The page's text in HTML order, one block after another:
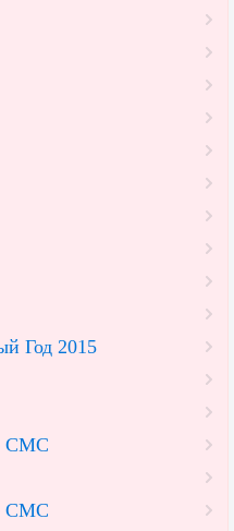
Год 2015
СМС
СМС